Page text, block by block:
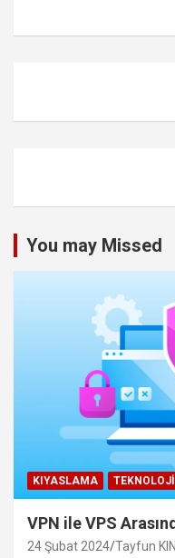
You may Missed
KIYASLAMA
VPN ile VPS
24 Şubat 2024 Tayfun